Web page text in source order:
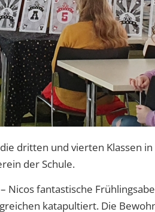
dritten und vierten Klassen
der Schule.
Nicos fantastische
katapultiert. Die